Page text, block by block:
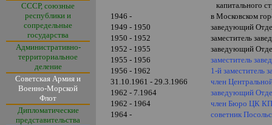
СССР, союзные
республики и
сопредельные
государства
Административно-
территориальное
деление
Советская Армия и
Военно-Морской
Флот
Дипломатические
представительства
капитального
1946 -
в Московском
1949 - 1950
заведующий
1950 - 1952
заместитель
1952 - 1955
заведующий
1955 - 1956
заместитель
1956 - 1962
1-й заместитель
31.10.1961 - 29.3.1966
член
1962 - 7.1964
заведующий
1962 - 1964
член Бюро ЦК
1964 -
советник